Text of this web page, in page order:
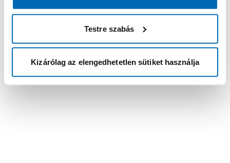
Testre szabás
Kizárólag az elengedhetetlen sütiket használja